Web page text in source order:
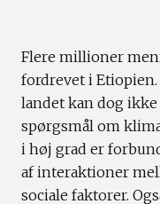
Flere millioner
fordrevet i
landet kan dog
spørgsmål om
i høj grad er
af interaktioner
sociale faktorer.